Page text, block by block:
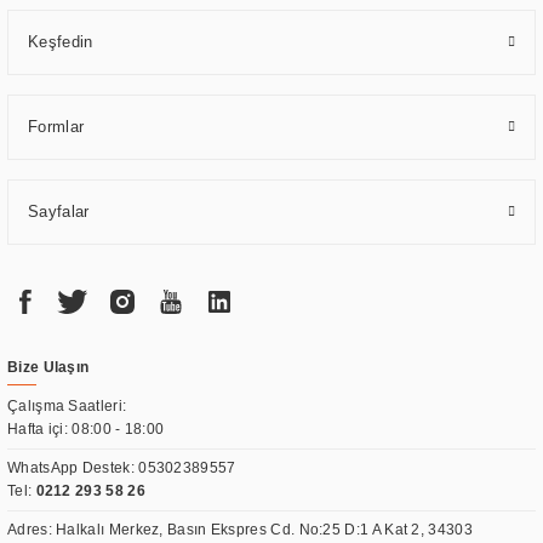
Keşfedin
Formlar
Sayfalar
Bize Ulaşın
Çalışma Saatleri:
Hafta içi: 08:00 - 18:00
WhatsApp Destek:05302389557
Tel: 0212 293 58 26
Adres: Halkalı Merkez, Basın Ekspres Cd. No:25 D:1 A Kat 2, 34303